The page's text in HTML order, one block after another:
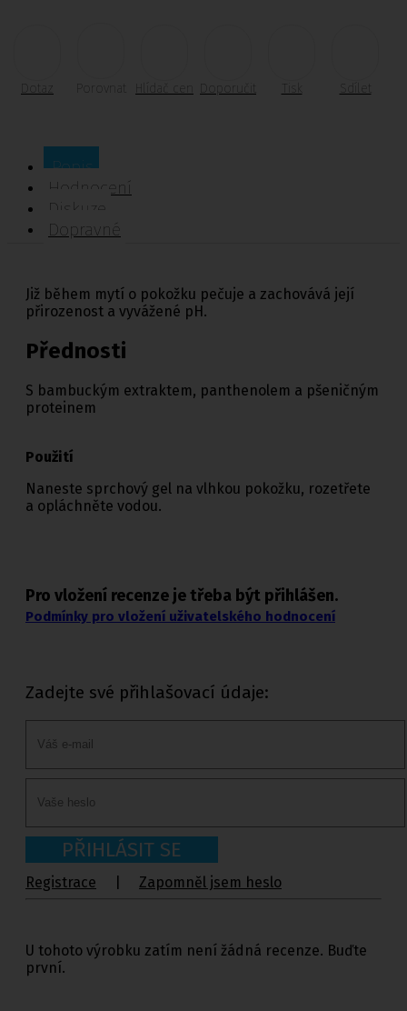
Dotaz Porovnat Doporučit Tisk Sdílet
Popis
Hodnocení
Diskuze
Dopravné
Již během mytí o pokožku pečuje a zachovává její
přirozenost a vyvážené pH.
Přednosti
S bambuckým extraktem, panthenolem a pšeničným
proteinem
Použití
Naneste sprchový gel na vlhkou pokožku, rozetřete
a opláchněte vodou.
Pro vložení recenze je třeba být přihlášen.
Podmínky pro vložení uživatelského hodnocení
Zadejte své přihlašovací údaje:
PŘIHLÁSIT SE
Registrace Zapomněl jsem heslo
U tohoto výrobku zatím není žádná recenze. Buďte
první.